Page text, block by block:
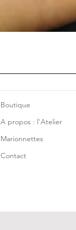
Boutique
A propos : l'Atelier
Marionnettes
Contact